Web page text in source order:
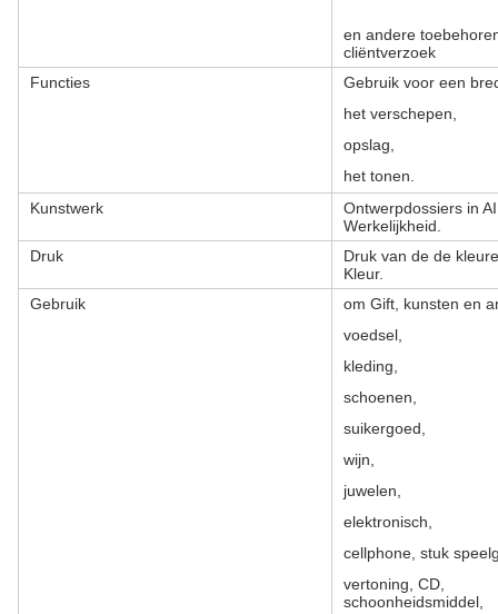
en andere
cliëntverzoek
Functies
Gebruik voor een
het verschepen,
opslag,
het tonen.
Kunstwerk
Ontwerpdossiers in
Werkelijkheid.
Druk
Druk van de de
Kleur.
Gebruik
om Gift, kunsten en
voedsel,
kleding,
schoenen,
suikergoed,
wijn,
juwelen,
elektronisch,
cellphone, stuk
vertoning, CD,
schoonheidsmiddel,